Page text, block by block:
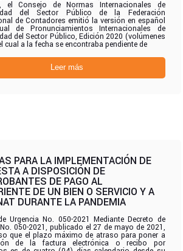
el Consejo de Normas Internacionales de
del Sector Público de la Federación
de Contadores emitió la versión en español
de Pronunciamientos Internacionales de
del Sector Público, Edición 2020 (volúmenes
cual a la fecha se encontraba pendiente de
Leer más
PARA LA IMPLEMENTACIÓN DE
A DISPOSICIÓN DE
DE PAGO AL
DE UN BIEN O SERVICIO Y A
DURANTE LA PANDEMIA
Urgencia No. 050-2021 Mediante Decreto de
050-2021, publicado el 27 de mayo de 2021,
que el plazo máximo de atraso para poner a
de la factura electrónica o recibo por